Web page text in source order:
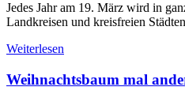
Jedes Jahr am 19. März wird in
Landkreisen und kreisfreien
Weiterlesen
Weihnachtsbaum mal